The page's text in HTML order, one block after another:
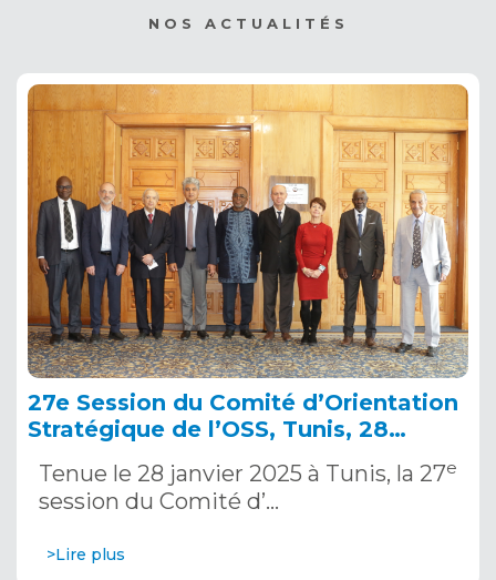
NOS ACTUALITÉS
27e Session du Comité d’Orientation
Stratégique de l’OSS, Tunis, 28
Tenue le 28 janvier 2025 à Tunis, la 27e
session du Comité d’…
>Lire plus